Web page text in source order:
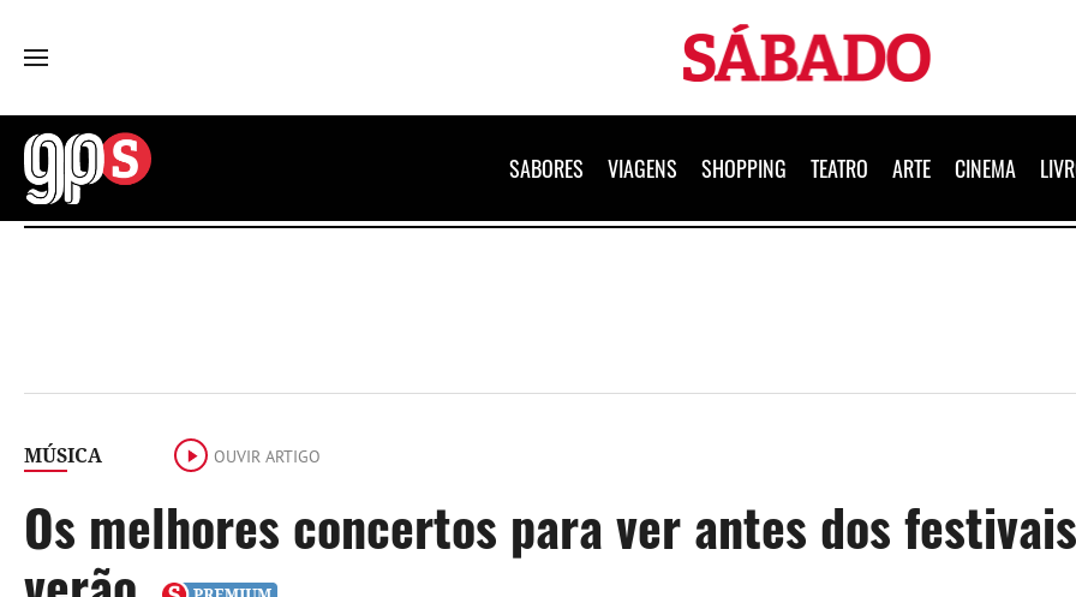
Sábado
GPS
SABORES VIAGENS SHOPPING TEATRO ARTE CINEMA
MÚSICA OUVIR ARTIGO
Os melhores concertos para ver antes dos